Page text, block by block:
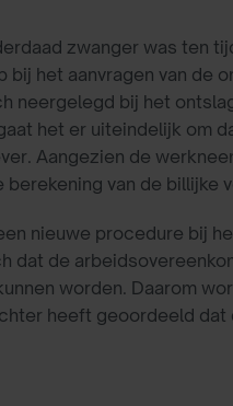
zwanger was ten
het aanvragen van de
neergelegd bij het
het er uiteindelijk om
Aangezien de
van de billijke
nieuwe procedure bij
de
worden. Daarom
heeft geoordeeld